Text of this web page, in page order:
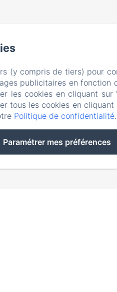
EN FR
Créé par Amenitiz
(y compris de tiers) pour
publicitaires en
les cookies en cliquant
tous les cookies en
Politique de confidentialité.
Paramétrer mes préférences